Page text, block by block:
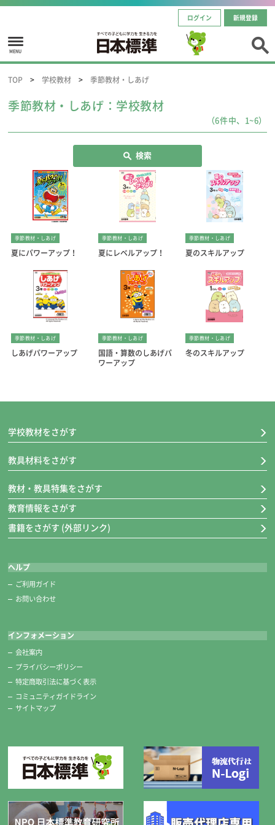
ログイン 新規登録
MENU
TOP 学校教材 季節教材・しあげ
季節教材・しあげ：学校教材
（6件中、1~6）
検索
季節教材・しあげ
夏にパワーアップ！
季節教材・しあげ
夏にレベルアップ！
季節教材・しあげ
夏のスキルアップ
季節教材・しあげ
しあげパワーアップ
季節教材・しあげ
国語・算数のしあげパ
ワーアップ
季節教材・しあげ
冬のスキルアップ
学校教材をさがす
教具材料をさがす
教材・教具特集をさがす
教育情報をさがす
書籍をさがす (外部リンク)
ヘルプ
ご利用ガイド
お問い合わせ
インフォメーション
会社案内
プライバシーポリシー
特定商取引法に基づく表示
コミュニティガイドライン
サイトマップ